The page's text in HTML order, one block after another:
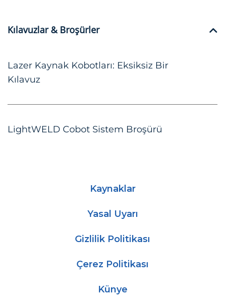
Kılavuzlar & Broşürler
Lazer Kaynak Kobotları: Eksiksiz Bir
Kılavuz
LightWELD Cobot Sistem Broşürü
Kaynaklar
Yasal Uyarı
Gizlilik Politikası
Çerez Politikası
Künye